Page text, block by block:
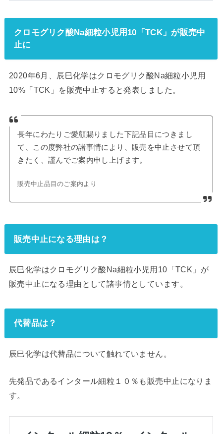
クロモグリク酸Na細粒小児用10「TCK」が販売中
止に
2020年6月、辰巳化学はクロモグリク酸Na細粒小児用
10%「TCK」を販売中止すると発表しました。
長年にわたりご愛顧賜りました下記品目につきまし
て、この度弊社の諸事情により、販売を中止させて頂
きたく、謹んでご案内申し上げます。
販売中止品目のご案内より
販売中止になる理由は？
辰巳化学はクロモグリク酸Na細粒小児用10「TCK」が
販売中止になる理由として諸事情としています。
代替品は？
辰巳化学は代替品について触れていません。
先発品であるインタール細粒１０％も販売中止になりま
す。